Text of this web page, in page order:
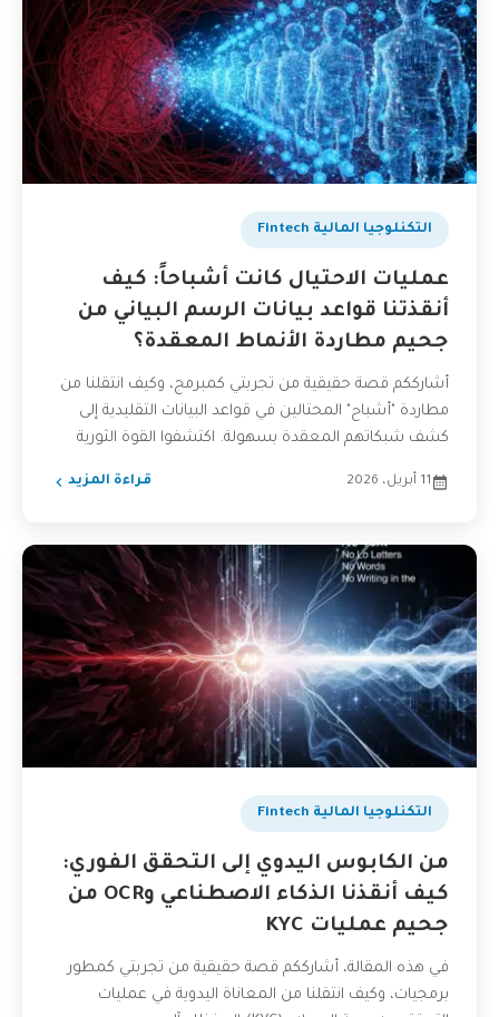
التكنلوجيا المالية Fintech
عمليات الاحتيال كانت أشباحاً: كيف
أنقذتنا قواعد بيانات الرسم البياني من
جحيم مطاردة الأنماط المعقدة؟
أشارككم قصة حقيقية من تجربتي كمبرمج، وكيف انتقلنا من
مطاردة "أشباح" المحتالين في قواعد البيانات التقليدية إلى
كشف شبكاتهم المعقدة بسهولة. اكتشفوا القوة الثورية
11 أبريل، 2026 قراءة المزيد
التكنلوجيا المالية Fintech
من الكابوس اليدوي إلى التحقق الفوري:
كيف أنقذنا الذكاء الاصطناعي وOCR من
جحيم عمليات KYC
في هذه المقالة، أشارككم قصة حقيقية من تجربتي كمطور
برمجيات، وكيف انتقلنا من المعاناة اليدوية في عمليات